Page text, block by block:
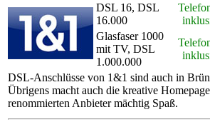
DSL 16, DSL
16.000
Glasfaser 1000
mit TV, DSL
1.000.000
DSL-Anschlüsse von 1&1 sind auch in
Übrigens macht auch die kreative
renommierten Anbieter mächtig Spaß.